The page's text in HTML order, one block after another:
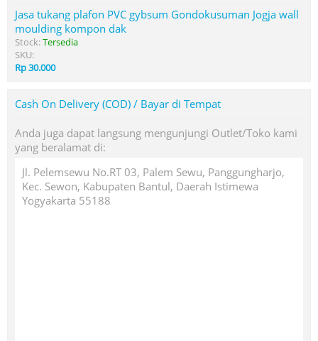
Jasa tukang plafon PVC gybsum Gondokusuman Jogja wall
moulding kompon dak
Stock:Tersedia
SKU:
Rp 30.000
Cash On Delivery (COD) / Bayar di Tempat
Anda juga dapat langsung mengunjungi Outlet/Toko kami
yang beralamat di:
Jl. Pelemsewu No.RT 03, Palem Sewu, Panggungharjo,
Kec. Sewon, Kabupaten Bantul, Daerah Istimewa
Yogyakarta 55188